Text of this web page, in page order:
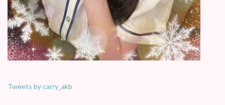
Tweets by carry_akb